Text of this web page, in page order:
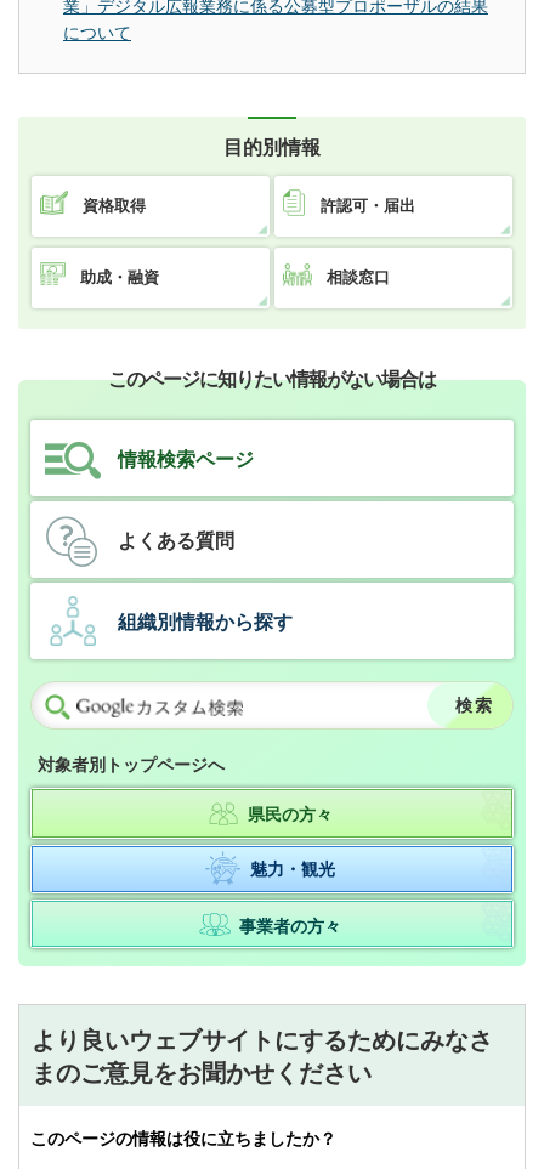
業」デジタル広報業務に係る公募型プロポーザルの結果
について
目的別情報
資格取得 許認可・届出
助成・融資 相談窓口
このページに知りたい情報がない場合は
情報検索ページ
よくある質問
組織別情報から探す
対象者別トップページへ
県民の方々
魅力・観光
事業者の方々
より良いウェブサイトにするためにみなさ
まのご意見をお聞かせください
このページの情報は役に立ちましたか？